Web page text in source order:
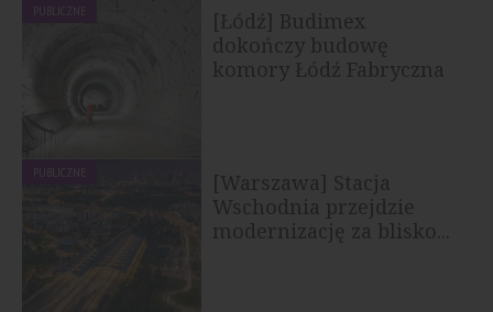
PUBLICZNE
[Łódź] Budimex
dokończy budowę
komory Łódź Fabryczna
PUBLICZNE
[Warszawa] Stacja
Wschodnia przejdzie
modernizację za blisko...